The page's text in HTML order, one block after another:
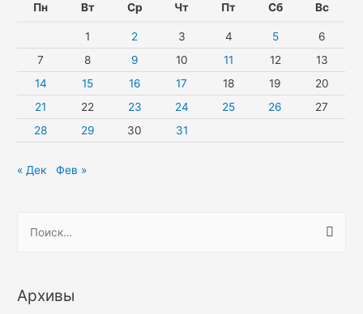
Пн Вт Ср Чт Пт Сб Вс
1 2 3 4 5
6
7
8 9 10 11 12
13
14
15 16 17 18 19
20
21
22 23 24 25 26
27
28
29 30 31
« Дек Фев »
т
Архивы